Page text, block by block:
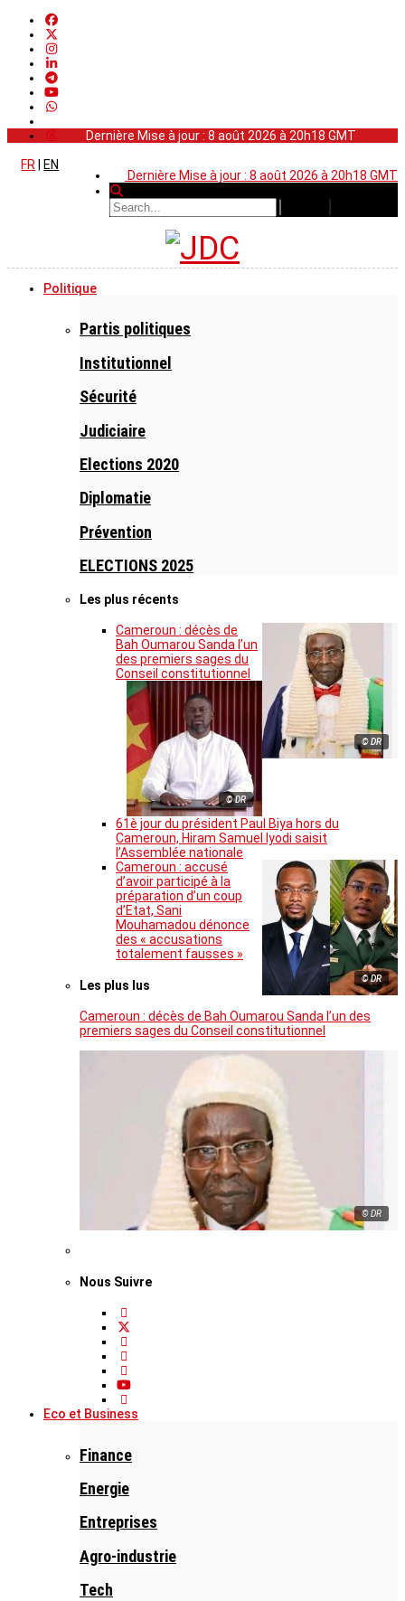
Dernière Mise à jour : 8 août 2026 à 20h18 GMT
Dernière Mise à jour : 8 août 2026 à 20h18 GMT
FR
EN
Politique
Partis politiques
Institutionnel
Sécurité
Judiciaire
Elections 2020
Diplomatie
Prévention
ELECTIONS 2025
Les plus récents
© DR
Cameroun : décès de
Bah Oumarou Sanda l’un
des premiers sages du
Conseil constitutionnel
© DR
61è jour du président Paul Biya hors du
Cameroun, Hiram Samuel Iyodi saisit
l’Assemblée nationale
© DR
Cameroun : accusé
d’avoir participé à la
préparation d’un coup
d’Etat, Sani
Mouhamadou dénonce
des « accusations
totalement fausses »
Les plus lus
Cameroun : décès de Bah Oumarou Sanda l’un des
premiers sages du Conseil constitutionnel
© DR
Nous Suivre
Eco et Business
Finance
Energie
Entreprises
Agro-industrie
Tech